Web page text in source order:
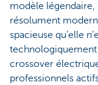
modèle légendaire,
résolument
spacieuse qu’elle
technologiquement
crossover
professionnels